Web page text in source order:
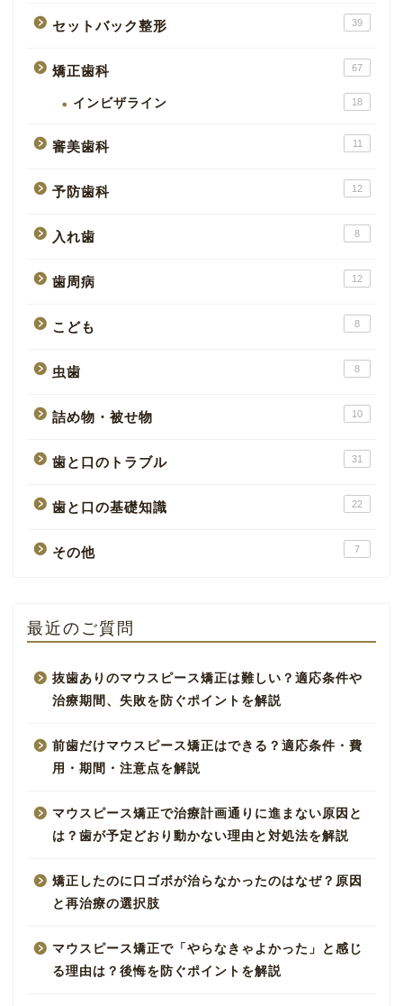
セットバック整形 39
矯正歯科 67
インビザライン 18
審美歯科 11
予防歯科 12
入れ歯 8
歯周病 12
こども 8
虫歯 8
詰め物・被せ物 10
歯と口のトラブル 31
歯と口の基礎知識 22
その他 7
最近のご質問
抜歯ありのマウスピース矯正は難しい？適応条件や
治療期間、失敗を防ぐポイントを解説
前歯だけマウスピース矯正はできる？適応条件・費
用・期間・注意点を解説
マウスピース矯正で治療計画通りに進まない原因と
は？歯が予定どおり動かない理由と対処法を解説
矯正したのに口ゴボが治らなかったのはなぜ？原因
と再治療の選択肢
マウスピース矯正で「やらなきゃよかった」と感じ
る理由は？後悔を防ぐポイントを解説